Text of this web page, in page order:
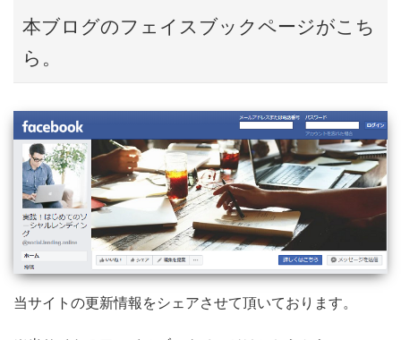
本ブログのフェイスブックページがこち
ら。
当サイトの更新情報をシェアさせて頂いております。